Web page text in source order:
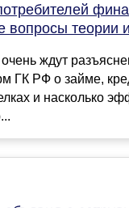
вопросы теории
ждут
ГК РФ о займе,
и насколько